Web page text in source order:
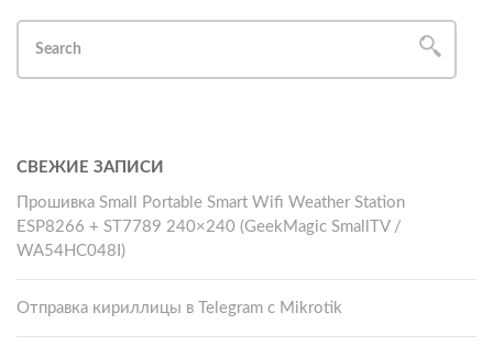
СВЕЖИЕ ЗАПИСИ
Прошивка Small Portable Smart Wifi Weather Station
ESP8266 + ST7789 240×240 (GeekMagic SmallTV /
WA54HC048I)
Отправка кириллицы в Telegram с Mikrotik